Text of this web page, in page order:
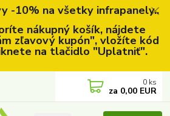
-10% na všetky infrapanely..
nákupný košík, nájdete
zľavový kupón", vložíte kód
na tlačidlo "Uplatniť".
0 ks
za 0,00 EUR